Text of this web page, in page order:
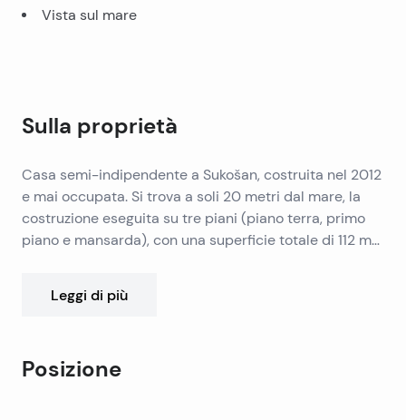
Vista sul mare
Sulla proprietà
Casa semi-indipendente a Sukošan, costruita nel 2012
e mai occupata. Si trova a soli 20 metri dal mare, la
costruzione eseguita su tre piani (piano terra, primo
piano e mansarda), con una superficie totale di 112 m2
bagno, toilette, cucina, sala da pranzo, disimpegno,
Leggi di più
Posizione